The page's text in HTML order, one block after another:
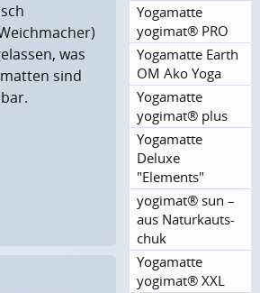
was
sind
Yogamatte
yogimat® PRO
Yogamatte Earth
OM Ako Yoga
Yogamatte
yogimat® plus
Yogamatte
Deluxe
"Elements"
yogimat® sun –
aus Naturkauts­
chuk
Yogamatte
yogimat® XXL